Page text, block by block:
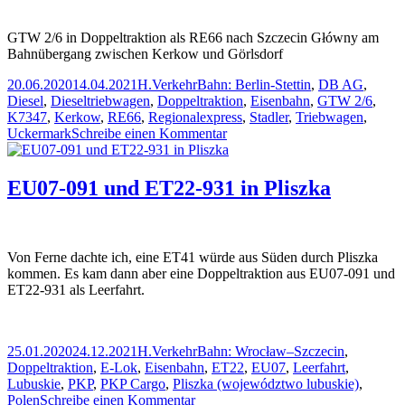
GTW 2/6 in Doppeltraktion als RE66 nach Szczecin Główny am
Bahnübergang zwischen Kerkow und Görlsdorf
Veröffentlicht
am
20.06.202014.04.2021Autor
H.Kategorien
VerkehrSchlagwörter
Bahn: Berlin-Stettin, DB AG,
Diesel, Dieseltriebwagen, Doppeltraktion, Eisenbahn, GTW 2/6,
K7347, Kerkow, RE66, Regionalexpress, Stadler, Triebwagen,
UckermarkSchreibe einen Kommentarzu
GTW
in
Doppeltraktion
Szczecin
Główny
EU07-091 und ET22-931 in Pliszka
Von Ferne dachte ich, eine ET41 würde aus Süden durch Pliszka
kommen. Es kam dann aber eine Doppeltraktion aus EU07-091 und
ET22-931 als Leerfahrt.
Veröffentlicht
am
25.01.202024.12.2021Autor
H.Kategorien
VerkehrSchlagwörter
Bahn: Wrocław–Szczecin,
Doppeltraktion, E-Lok, Eisenbahn, ET22, EU07, Leerfahrt,
Lubuskie, PKP, PKP Cargo, Pliszka (województwo lubuskie),
PolenSchreibe einen Kommentarzu